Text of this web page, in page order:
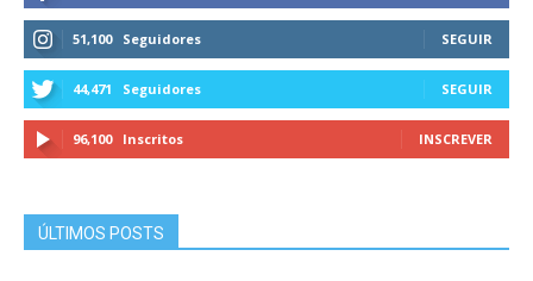
51,100 Seguidores SEGUIR
44,471 Seguidores SEGUIR
96,100 Inscritos INSCREVER
ÚLTIMOS POSTS